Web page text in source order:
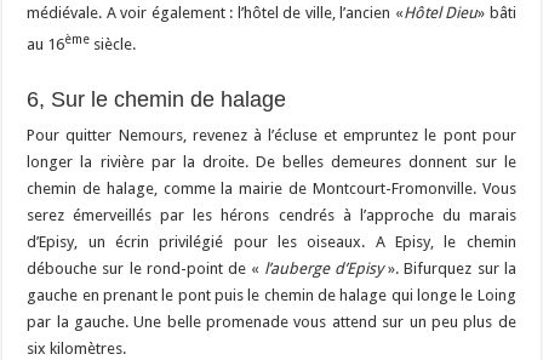
médiévale. A voir également : l’hôtel de ville, l’ancien «Hôtel Dieu» bâti
au 16ème siècle.
6, Sur le chemin de halage
Pour quitter Nemours, revenez à l’écluse et empruntez le pont pour
longer la rivière par la droite. De belles demeures donnent sur le
chemin de halage, comme la mairie de Montcourt-Fromonville. Vous
serez émerveillés par les hérons cendrés à l’approche du marais
d’Episy, un écrin privilégié pour les oiseaux. A Episy, le chemin
débouche sur le rond-point de « l’auberge d’Episy». Bifurquez sur la
gauche en prenant le pont puis le chemin de halage qui longe le Loing
par la gauche. Une belle promenade vous attend sur un peu plus de
six kilomètres.